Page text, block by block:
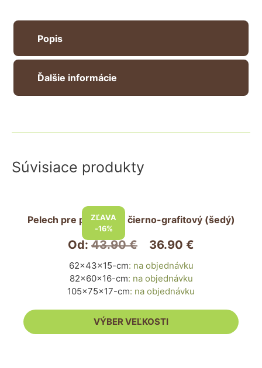
Popis
Ďalšie informácie
Súvisiace produkty
ZĽAVA
-16%
Pelech pre psa ECO – čierno-grafitový (šedý)
Od:43.90€ 36.90 €
62x43x15-cm: na objednávku
82x60x16-cm: na objednávku
105x75x17-cm: na objednávku
VÝBER VEĽKOSTI
vybrať
stránke